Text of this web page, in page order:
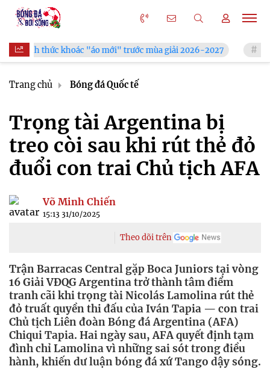
khoác "áo mới" trước mùa giải 2026-2027 Xã Hùng
Trang chủ Bóng đá Quốc tế
Trọng tài Argentina bị
treo còi sau khi rút thẻ đỏ
đuổi con trai Chủ tịch AFA
Võ Minh Chiến
15:13 31/10/2025
Theo dõi trên
Trận Barracas Central gặp Boca Juniors tại vòng
16 Giải VĐQG Argentina trở thành tâm điểm
tranh cãi khi trọng tài Nicolás Lamolina rút thẻ
đỏ truất quyền thi đấu của Iván Tapia — con trai
Chủ tịch Liên đoàn Bóng đá Argentina (AFA)
Chiqui Tapia. Hai ngày sau, AFA quyết định tạm
đình chỉ Lamolina vì những sai sót trong điều
hành, khiến dư luận bóng đá xứ Tango dậy sóng.